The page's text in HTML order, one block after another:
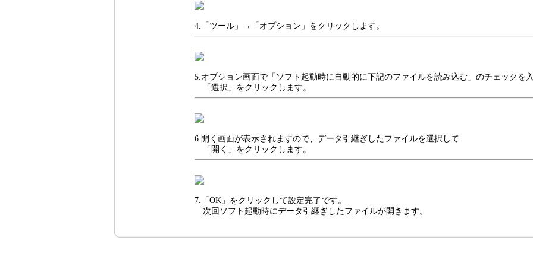
4.「ツール」→「オプション」をクリックします。
5.オプション画面で「ソフト起動時に自動的に下記のファイルを読み込む」のチェックを
「選択」をクリックします。
6.開く画面が表示されますので、データ引継ぎしたファイルを選択して
「開く」をクリックします。
7.「OK」をクリックして設定完了です。
次回ソフト起動時にデータ引継ぎしたファイルが開きます。